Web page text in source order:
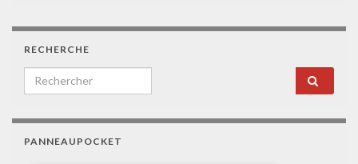
RECHERCHE
Search for:
PANNEAUPOCKET